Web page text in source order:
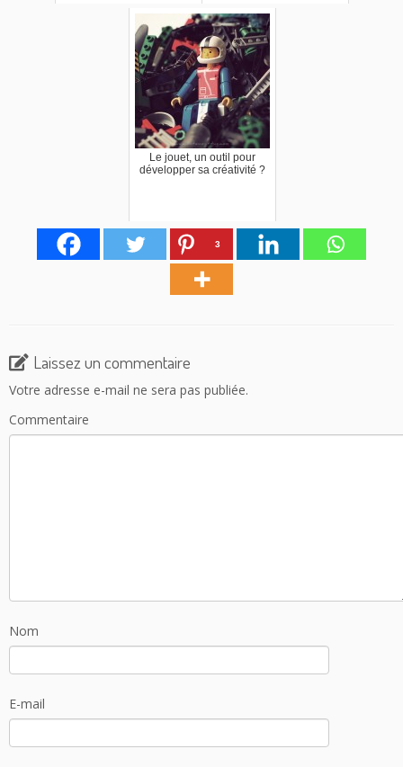
Le jouet, un outil pour
développer sa créativité ?
3
Laissez un commentaire
Votre adresse e-mail ne sera pas publiée.
Commentaire
Nom
E-mail